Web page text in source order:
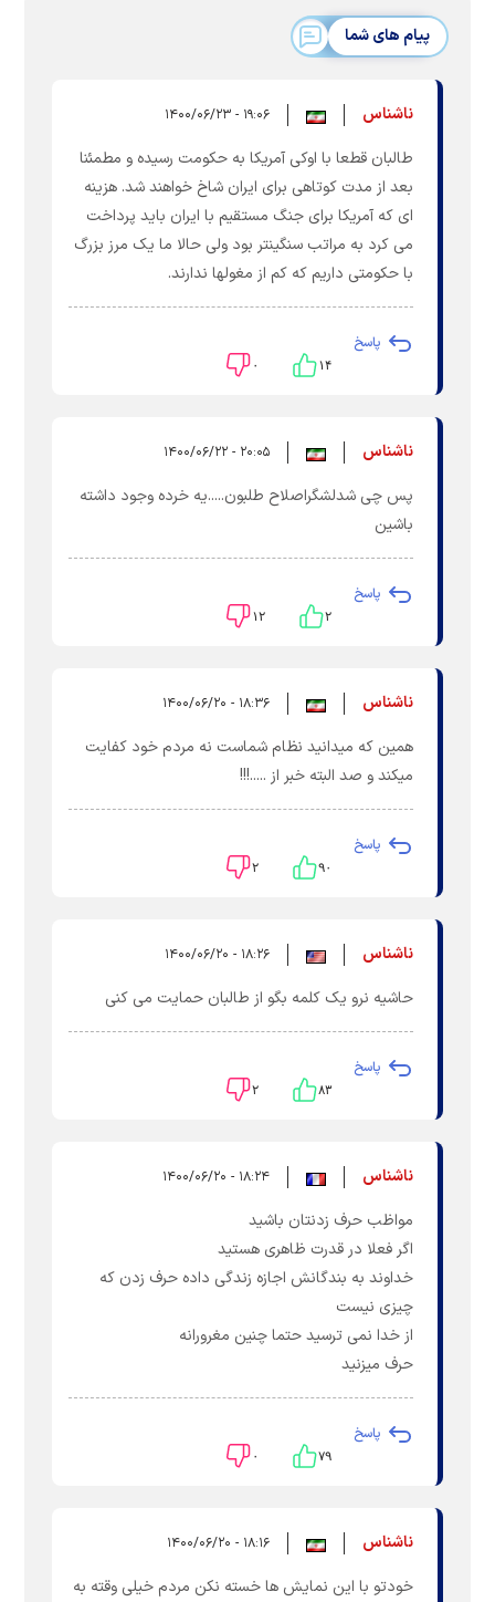
پیام های شما
ناشناس ۱۹:۰۶ - ۱۴۰۰/۰۶/۲۳
طالبان قطعا با اوکی آمریکا به حکومت رسیده و مطمئنا
بعد از مدت کوتاهی برای ایران شاخ خواهند شد. هزینه
ای که آمریکا برای جنگ مستقیم با ایران باید پرداخت
می کرد به مراتب سنگینتر بود ولی حالا ما یک مرز بزرگ
با حکومتی داریم که کم از مغولها ندارند.
پاسخ
۱۴ ۰
ناشناس ۲۰:۰۵ - ۱۴۰۰/۰۶/۲۲
پس چی شدلشگراصلاح طلبون.....یه خرده وجود داشته
باشین
پاسخ
۲ ۱۲
ناشناس ۱۸:۳۶ - ۱۴۰۰/۰۶/۲۰
همین که میدانید نظام شماست نه مردم خود کفایت
میکند و صد البته خبر از .....!!!
پاسخ
۹۰ ۲
ناشناس ۱۸:۲۶ - ۱۴۰۰/۰۶/۲۰
حاشیه نرو یک کلمه بگو از طالبان حمایت می کنی
پاسخ
۸۳ ۲
ناشناس ۱۸:۲۴ - ۱۴۰۰/۰۶/۲۰
مواظب حرف زدنتان باشید
اگر فعلا در قدرت ظاهری هستید
خداوند به بندگانش اجازه زندگی داده حرف زدن که
چیزی نیست
از خدا نمی ترسید حتما چنین مغرورانه
حرف میزنید
پاسخ
۷۹ ۰
ناشناس ۱۸:۱۶ - ۱۴۰۰/۰۶/۲۰
خودتو با این نمایش ها خسته نکن مردم خیلی وقته به